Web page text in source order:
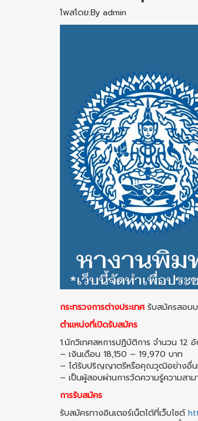
โพสโดย:By admin
กระทรวงการต่างประเทศรับสมัครสอบบ
ตำแหน่งที่เปิดรับสมัคร
1.นักวิเทศสหการปฏิบัติการ จำนวน 12 อั
– เงินเดือน 18,150 – 19,970 บาท
– ได้รับปริญญาตรีหรือคุณวุฒิอย่างอื่นที่
– เป็นผู้สอบผ่านการวัดความรู้ความสา
การรับสมัคร
รับสมัครทางอินเตอร์เน็ตได้ที่เว็บไซต์